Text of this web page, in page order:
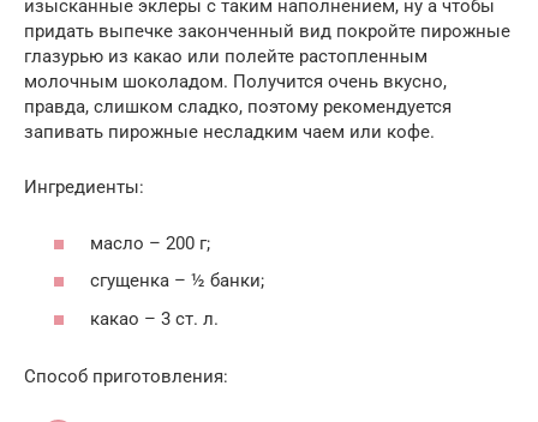
изысканные эклеры с таким наполнением, ну а чтобы
придать выпечке законченный вид покройте пирожные
глазурью из какао или полейте растопленным
молочным шоколадом. Получится очень вкусно,
правда, слишком сладко, поэтому рекомендуется
запивать пирожные несладким чаем или кофе.
Ингредиенты:
масло – 200 г;
сгущенка – ½ банки;
какао – 3 ст. л.
Способ приготовления: